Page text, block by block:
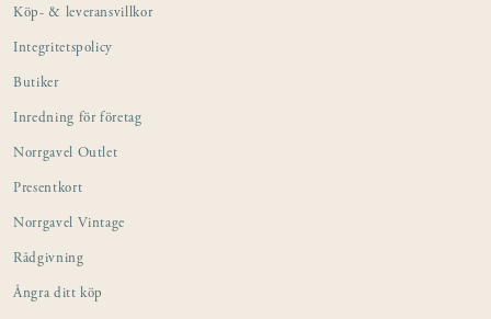
Köp- & leveransvillkor
Integritetspolicy
Butiker
Inredning för företag
Norrgavel Outlet
Presentkort
Norrgavel Vintage
Rådgivning
Ångra ditt köp